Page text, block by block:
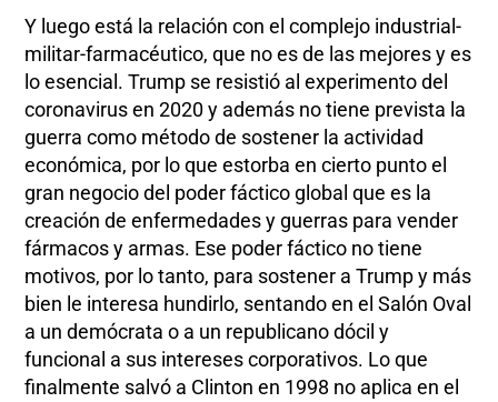
Y luego está la relación con el complejo industrial-
militar-farmacéutico, que no es de las mejores y es
lo esencial. Trump se resistió al experimento del
coronavirus en 2020 y además no tiene prevista la
guerra como método de sostener la actividad
económica, por lo que estorba en cierto punto el
gran negocio del poder fáctico global que es la
creación de enfermedades y guerras para vender
fármacos y armas. Ese poder fáctico no tiene
motivos, por lo tanto, para sostener a Trump y más
bien le interesa hundirlo, sentando en el Salón Oval
a un demócrata o a un republicano dócil y
funcional a sus intereses corporativos. Lo que
finalmente salvó a Clinton en 1998 no aplica en el